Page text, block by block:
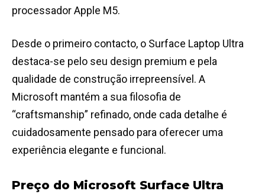
processador Apple M5.
Desde o primeiro contacto, o Surface Laptop Ultra
destaca-se pelo seu design premium e pela
qualidade de construção irrepreensível. A
Microsoft mantém a sua filosofia de
“craftsmanship” refinado, onde cada detalhe é
cuidadosamente pensado para oferecer uma
experiência elegante e funcional.
Preço do Microsoft Surface Ultra